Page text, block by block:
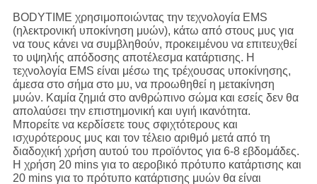
BODYTIME χρησιμοποιώντας την τεχνολογία EMS
(ηλεκτρονική υποκίνηση μυών), κάτω από στους μυς για
να τους κάνει να συμβληθούν, προκειμένου να επιτευχθεί
το υψηλής απόδοσης αποτέλεσμα κατάρτισης. Η
τεχνολογία EMS είναι μέσω της τρέχουσας υποκίνησης,
άμεσα στο σήμα στο μυ, να προωθηθεί η μετακίνηση
μυών. Καμία ζημιά στο ανθρώπινο σώμα και εσείς δεν θα
απολαύσει την επιστημονική και υγιή ικανότητα.
Μπορείτε να κερδίσετε τους σφιχτότερους και
ισχυρότερους μυς και τον τέλειο αριθμό μετά από τη
διαδοχική χρήση αυτού του προϊόντος για 6-8 εβδομάδες.
Η χρήση 20 mins για το αεροβικό πρότυπο κατάρτισης και
20 mins για το πρότυπο κατάρτισης μυών θα είναι